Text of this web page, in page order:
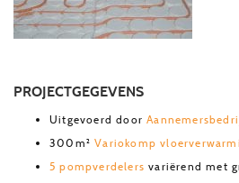
PROJECTGEGEVENS
Uitgevoerd door
300m²Variokomp
5 pompverdelers variërend met